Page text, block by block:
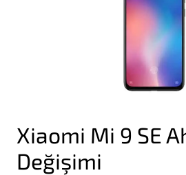
Xiaomi Mi 9 SE
Değişimi